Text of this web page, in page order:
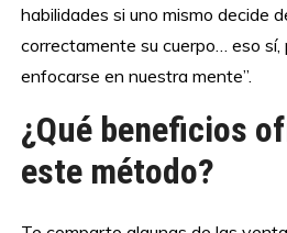
habilidades si uno mismo decide
correctamente su cuerpo… eso sí,
enfocarse en nuestra mente”.
¿Qué beneficios
este método?